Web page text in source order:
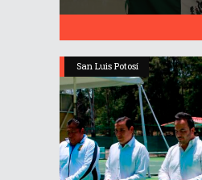
San Luis Potosí